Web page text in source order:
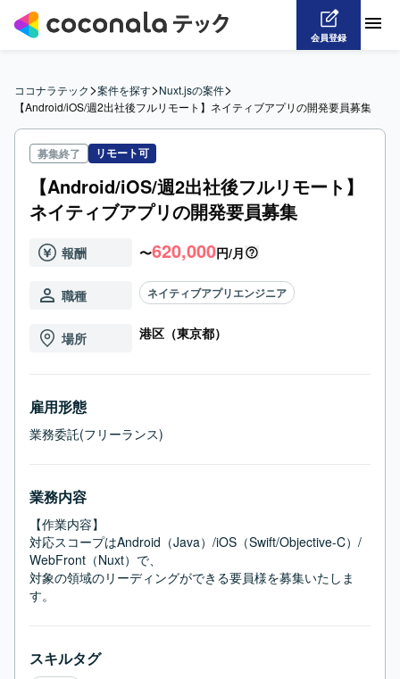
会員登録
ココナラテック>案件を探す>Nuxt.jsの案件>
【Android/iOS/週2出社後フルリモート】ネイティブアプリの開発要員募集
募集終了 リモート可
【Android/iOS/週2出社後フルリモート】
ネイティブアプリの開発要員募集
報酬 〜620,000円/月
職種 ネイティブアプリエンジニア
場所 港区（東京都）
雇用形態
業務委託(フリーランス)
業務内容
【作業内容】
対応スコープはAndroid（Java）/iOS（Swift/Objective-C）/
WebFront（Nuxt）で、
対象の領域のリーディングができる要員様を募集いたしま
す。
スキルタグ